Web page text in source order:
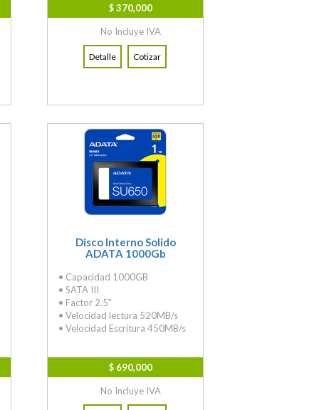
$ 370,000
No Incluye IVA
Detalle Cotizar
Disco Interno Solido
ADATA 1000Gb
• Capacidad 1000GB
• SATA III
• Factor 2.5"
• Velocidad lectura 520MB/s
• Velocidad Escritura 450MB/s
$ 690,000
No Incluye IVA